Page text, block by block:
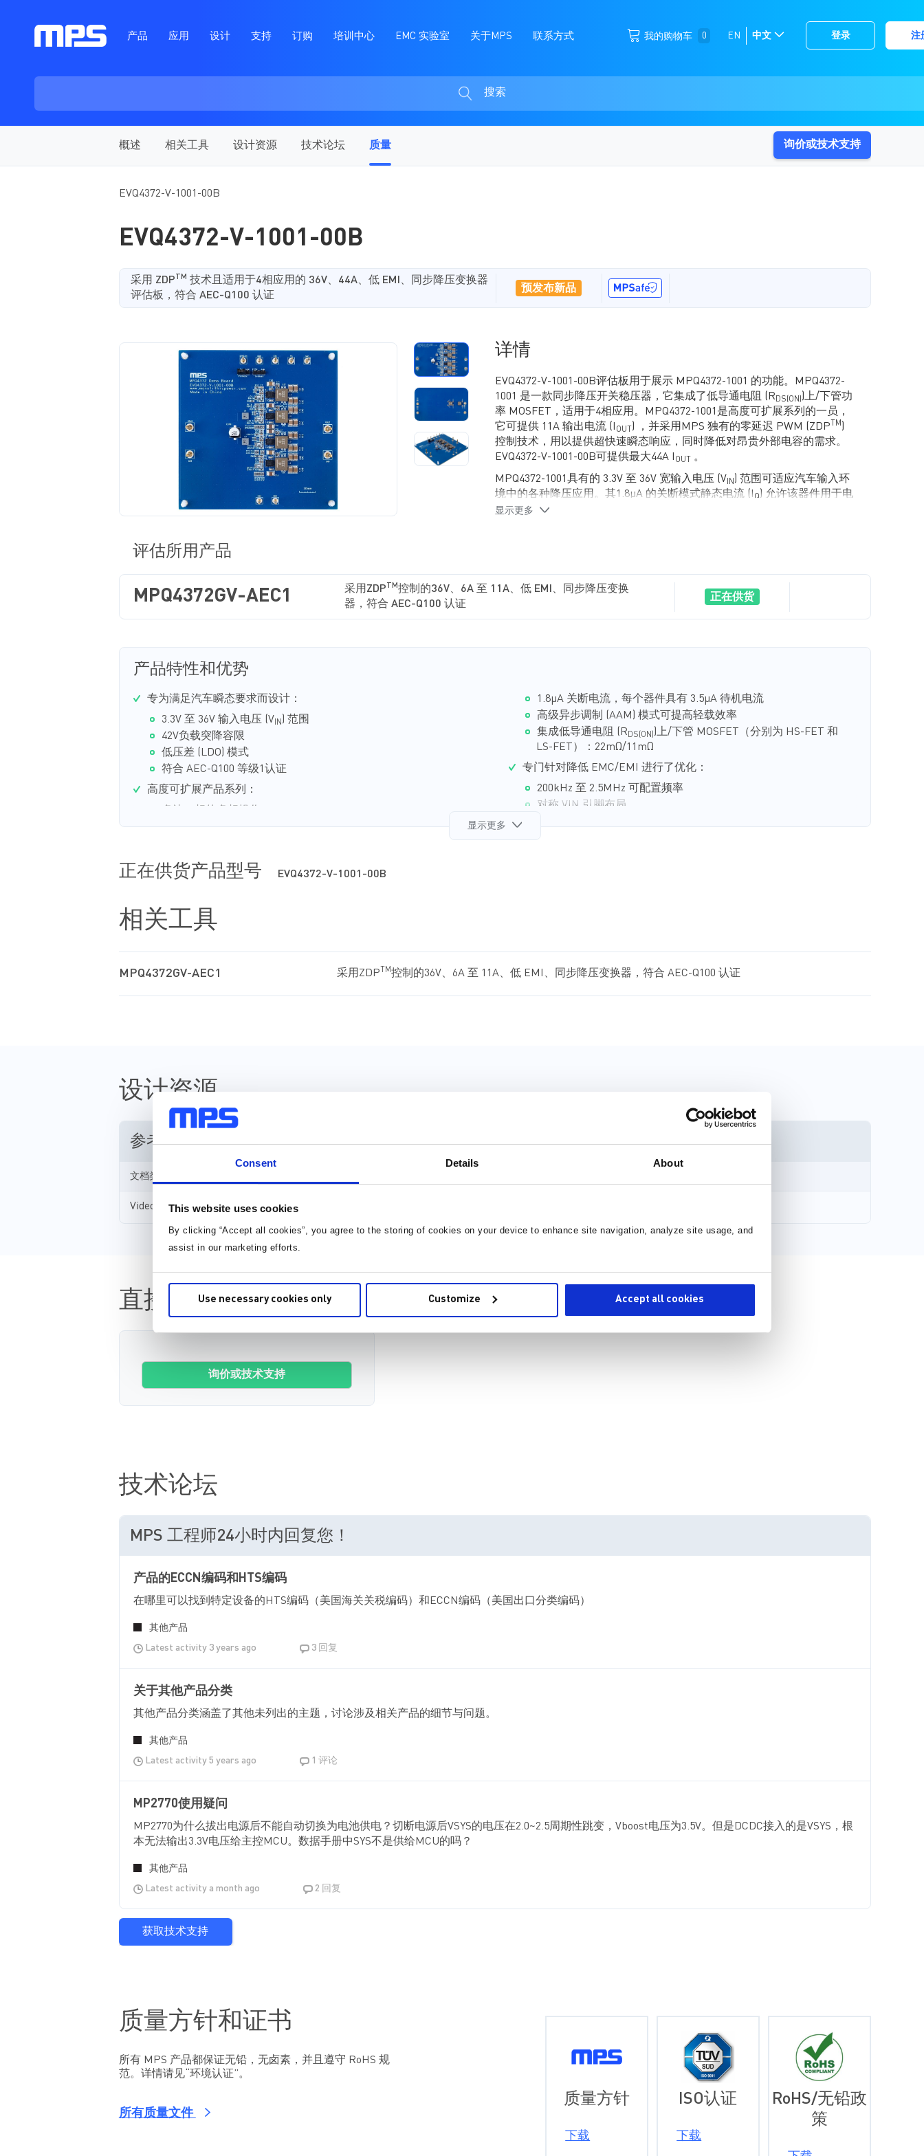
Consent Details About
This website uses cookies
By clicking “Accept all cookies”, you agree to the storing of cookies on your device to enhance site navigation, analyze site usage, and
assist in our marketing efforts.
Use necessary cookies only Customize Accept all cookies
产品 应用 设计 支持 订购 培训中心 EMC 实验室 关于MPS 联系方式 我的购物车 0 登录 注
跳
到
EN
选
中文
搜索
概述 相关工具 设计资源 技术论坛 质量 询价或技术支持
EVQ4372-V-1001-00B
EVQ4372-V-1001-00B
采用 ZDP TM 技术且适用于4相应用的 36V、44A、低 EMI、同步降压变换器
评估板，符合 AEC-Q100 认证
预发布新品
详情
EVQ4372-V-1001-00B评估板用于展示 MPQ4372-1001 的功能。MPQ4372-
1001 是一款同步降压开关稳压器，它集成了低导通电阻 (R DS(ON) )上/下管功
率 MOSFET，适用于4相应用。MPQ4372-1001是高度可扩展系列的一员，
它可提供 11A 输出电流 (I OUT ) ，并采用MPS 独有的零延迟 PWM (ZDP TM )
控制技术，用以提供超快速瞬态响应，同时降低对昂贵外部电容的需求。
EVQ4372-V-1001-00B可提供最大44A I
OUT 。
MPQ4372-1001具有的 3.3V 至 36V 宽输入电压 (V IN ) 范围可适应汽车输入环
境中的各种降压应用。其1.8μA 的关断模式静态电流 (I Q ) 允许该器件用于电
池供电应用。它通过在轻载条件下降低开关频率 (f
感电流的 (I ) 失控。它还通过过温关断保护提供可靠的容错操作，同时提供
高占空比和低压差 (LDO) 模式以支持汽车冷启动条件。
EVQ4372-V-1001-00B为整装测试评估板。MPQ4372-1001 采用侧面镀锡的
显示更多
评估所用产品
MPQ4372GV-AEC1 采用ZDP TM控制的36V、6A 至 11A、低 EMI、同步降压变换
器，符合 AEC-Q100 认证
正在供货
产品特性和优势
专为满足汽车瞬态要求而设计：
3.3V 至 36V 输入电压 (V IN ) 范围
42V负载突降容限
低压差 (LDO) 模式
符合 AEC-Q100 等级1认证
高度可扩展产品系列：
小电容
±1% 输出精度
内部软启动 (SS)
30ns 最小导通时间
可延长电池寿命并改善散热的高效率：
1.8μA 关断电流，每个器件具有 3.5μA 待机电流
高级异步调制 (AAM) 模式可提高轻载效率
集成低导通电阻 (R DS(ON) )上/下管 MOSFET（分别为 HS-FET 和
LS-FET）：22mΩ/11mΩ
专门针对降低 EMC/EMI 进行了优化：
200kHz 至 2.5MHz 可配置频率
对称 VIN 引脚布局
频谱扩展 (FSS) 调制
显示更多
正在供货产品型号 EVQ4372-V-1001-00B
相关工具
MPQ4372GV-AEC1 采用ZDP TM控制的36V、6A 至 11A、低 EMI、同步降压变换器，符合 AEC-Q100 认证
设计资源
参考资料
文档类型
Video
直接从MPS购买
询价或技术支持
技术论坛
MPS 工程师24小时内回复您！
产品的ECCN编码和HTS编码
在哪里可以找到特定设备的HTS编码（美国海关关税编码）和ECCN编码（美国出口分类编码）
其他产品
Latest activity 3 years ago 3 回复
关于其他产品分类
其他产品分类涵盖了其他未列出的主题，讨论涉及相关产品的细节与问题。
其他产品
Latest activity 5 years ago 1 评论
MP2770使用疑问
MP2770为什么拔出电源后不能自动切换为电池供电？切断电源后VSYS的电压在2.0~2.5周期性跳变，Vboost电压为3.5V。但是DCDC接入的是VSYS，根
本无法输出3.3V电压给主控MCU。数据手册中SYS不是供给MCU的吗？
其他产品
Latest activity a month ago 2 回复
获取技术支持
质量方针和证书
所有 MPS 产品都保证无铅，无卤素，并且遵守 RoHS 规
范。详情请见“环境认证”。
所有质量文件
质量方针
下载
ISO认证
下载
RoHS/无铅政
策